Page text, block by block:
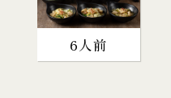
6人前